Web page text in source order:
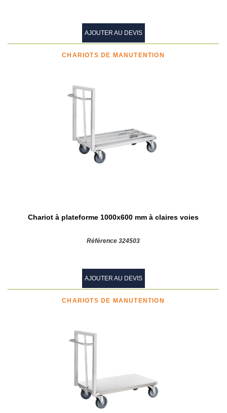
AJOUTER AU DEVIS
CHARIOTS DE MANUTENTION
Chariot à plateforme 1000x600 mm à claires voies
Référence 324503
AJOUTER AU DEVIS
CHARIOTS DE MANUTENTION